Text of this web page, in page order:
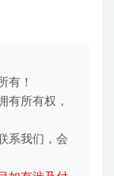
有！
有所有权，
系我们，会